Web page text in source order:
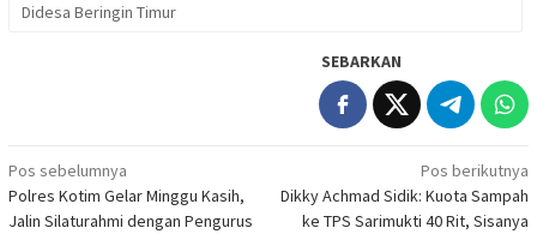
Didesa Beringin Timur
SEBARKAN
Navigasi
pos
Pos sebelumnya
Polres Kotim Gelar Minggu Kasih,
Jalin Silaturahmi dengan Pengurus
Pos berikutnya
Dikky Achmad Sidik: Kuota Sampah
ke TPS Sarimukti 40 Rit, Sisanya